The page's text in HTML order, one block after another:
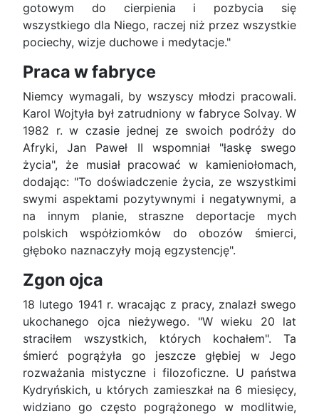
gotowym do cierpienia i pozbycia się
wszystkiego dla Niego, ra­czej niż przez wszystkie
pociechy, wizje duchowe i medytacje."
Praca w fabryce
Niemcy wymagali, by wszyscy młodzi praco­wali.
Karol Wojtyła był zatrudniony w fabryce Solvay. W
1982 r. w czasie jednej ze swoich po­dróży do
Afryki, Jan Paweł II wspomniał "łaskę swego
życia", że musiał pracować w kamienioło­mach,
dodając: "To doświadczenie życia, ze wszystkimi
swymi aspektami pozytywnymi i nega­tywnymi, a
na innym planie, straszne deportacje mych
polskich wspόłziomkόw do obozów śmierci,
głęboko naznaczyły moją egzystencję".
Zgon ojca
18 lutego 1941 r. wracając z pracy, znalazł swego
ukochanego ojca nieżywego. "W wieku 20 lat
straciłem wszystkich, których kochałem". Ta
śmierć pogrążyła go jeszcze głębiej w Jego
rozwa­żania mistyczne i filozoficzne. U państwa
Kydryń­skich, u których zamieszkał na 6 miesięcy,
wi­dziano go często pogrążonego w modlitwie,